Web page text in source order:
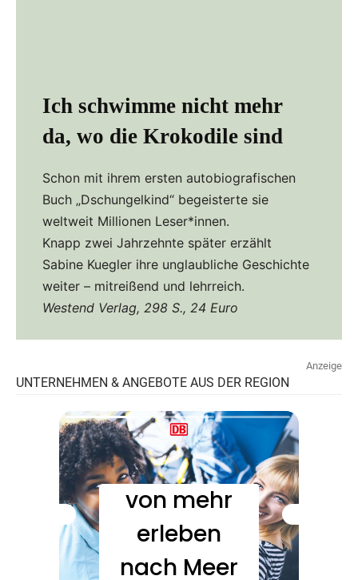
Ich schwimme nicht mehr
da, wo die Krokodile sind
Schon mit ihrem ersten autobiografischen
Buch „Dschungelkind“ begeisterte sie
weltweit Millionen Leser*innen.
Knapp zwei Jahrzehnte später erzählt
Sabine Kuegler ihre unglaubliche Geschichte
weiter – mitreißend und lehrreich.
Westend Verlag, 298 S., 24 Euro